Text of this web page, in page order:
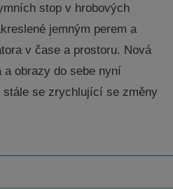
stop v hrobových
jemným perem a
v čase a prostoru. Nová
obrazy do sebe nyní
se zrychlující se změny